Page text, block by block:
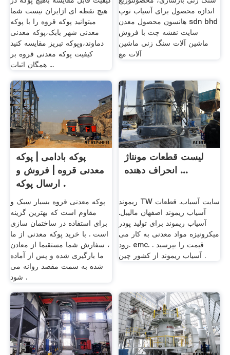
هیچ نقطه ای ازایران نیست شما
میتوانید پوکه قروه را با پوکه
معدنی شهر بابک،پوکه معدنی
دماوند،وپوکه تبریز مقایسه کنید
کیفیت پوکه معدنی قروه بر
همگان اثبات ...
اندازه محصول برای آسیاب توپ
هانسون محصول معدن sdn bhd
سایت نقشه چت با فروش
ماشین آلات سنگ زنی ماشین
آلات مع
پوکه بادامی | پوکه
معدنی قروه | فروش و
ارسال پوکه .
پوکه معدنی قروه بسیار سبک و
مقاوم است که بهترین گزینه
برای استفاده در ساختمان سازی
است . با خرید پوکه معدنی از ما
، سفارش شما مستقیما از معادن
ما بارگیری شده و پس از آماده
شده به سمت مقصد روانه می
شود .
لیست قطعات مونتاژ
انحراف دهنده ...
ریموند TW سایت آسیاب. قطعات
آسیاب ریموند اصفهان مالیبل.
آسیاب ریموند برای تولید پودر
میکرونیزه مواد معدنی به کار می
رود. emc. قیمت را بپرسید .
آسیاب ریموند از کشور چین .